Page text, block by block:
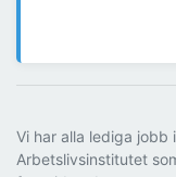
Vi har alla lediga jobb
Arbetslivsinstitutet